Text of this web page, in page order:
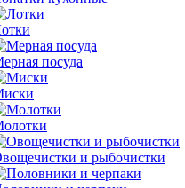
посуда
и рыбочистки